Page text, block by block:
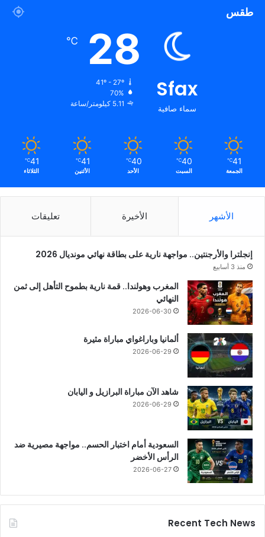
طقس
Sfax
سماء صافية
28
℃
41º - 27º
70%
5.11 كيلومتر/ساعة
41
℃
الجمعة
40
℃
السبت
40
℃
الأحد
41
℃
الأثنين
41
℃
الثلاثاء
الأشهر الأخيرة تعليقات
إنجلترا والأرجنتين.. مواجهة نارية على بطاقة نهائي مونديال 2026
منذ 3 أسابيع
المغرب وهولندا.. قمة نارية بطموح التأهل إلى ثمن
النهائي
2026-06-30
ألمانيا وباراغواي مباراة مثيرة
2026-06-29
شاهد الآن مباراة البرازيل و اليابان
2026-06-29
السعودية أمام اختبار الحسم.. مواجهة مصيرية ضد
الرأس الأخضر
2026-06-27
Recent Tech News